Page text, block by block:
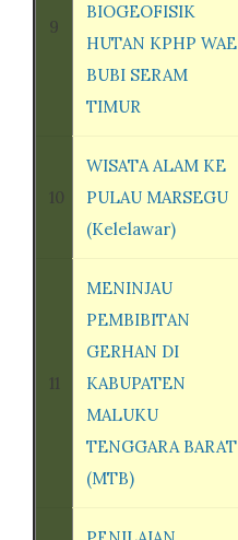
9
BIOGEOFISIK
HUTAN KPHP WAE
BUBI SERAM
TIMUR
10
WISATA ALAM KE
PULAU MARSEGU
(Kelelawar)
11
MENINJAU
PEMBIBITAN
GERHAN DI
KABUPATEN
MALUKU
TENGGARA BARAT
(MTB)